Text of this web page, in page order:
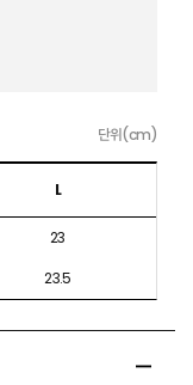
단위(cm)
L
23
23.5